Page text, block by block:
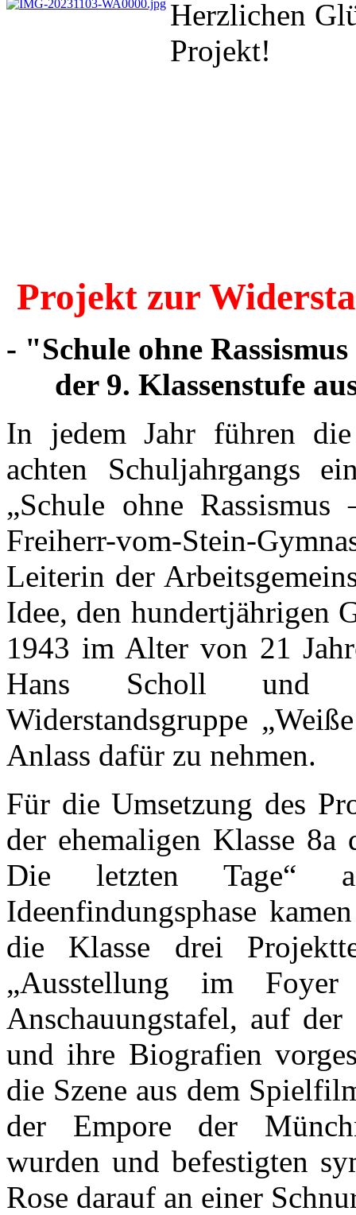
Herzlichen
Projekt!
Projekt zur
- "Schule ohne
der 9. Klassenstufe
In jedem Jahr führen
achten Schuljahrgangs
„Schule ohne
Freiherr-vom-Stein-
Leiterin der
Idee, den hundertjährigen
1943 im Alter von 21
Hans Scholl und
Widerstandsgruppe
Anlass dafür zu nehmen.
Für die Umsetzung des
der ehemaligen Klasse
Die letzten Tage“
Ideenfindungsphase
die Klasse drei
„Ausstellung im
Anschauungstafel, auf
und ihre Biografien
die Szene aus dem
der Empore der
wurden und befestigten
Rose darauf an einer